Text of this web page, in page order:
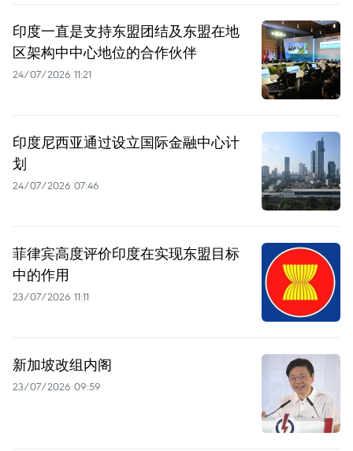
印度一直是支持东盟团结及东盟在地
区架构中中心地位的合作伙伴
24/07/2026 11:21
印度尼西亚通过设立国际金融中心计
划
24/07/2026 07:46
菲律宾高度评价印度在实现东盟目标
中的作用
23/07/2026 11:11
新加坡改组内阁
23/07/2026 09:59